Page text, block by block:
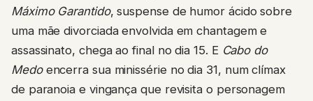
Máximo Garantido, suspense de humor ácido sobre
uma mãe divorciada envolvida em chantagem e
assassinato, chega ao final no dia 15. E Cabo do
Medoencerra sua minissérie no dia 31, num clímax
de paranoia e vingança que revisita o personagem